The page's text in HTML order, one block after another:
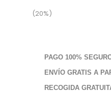
(20%)
PAGO 100%
ENVÍO GRATIS A
RECOGIDA